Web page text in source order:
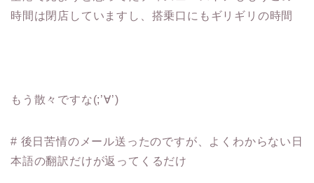
時間は閉店していますし、搭乗口にもギリギリの時間
もう散々ですな(;’∀’)
# 後日苦情のメール送ったのですが、よくわからない日
本語の翻訳だけが返ってくるだけ